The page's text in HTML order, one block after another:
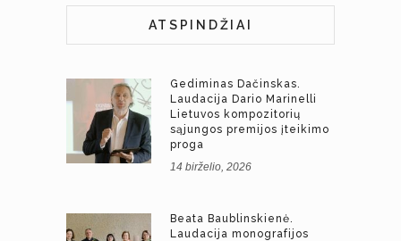
ATSPINDŽIAI
Gediminas Dačinskas.
Laudacija Dario Marinelli
Lietuvos kompozitorių
sąjungos premijos įteikimo
proga
14 birželio, 2026
Beata Baublinskienė.
Laudacija monografijos